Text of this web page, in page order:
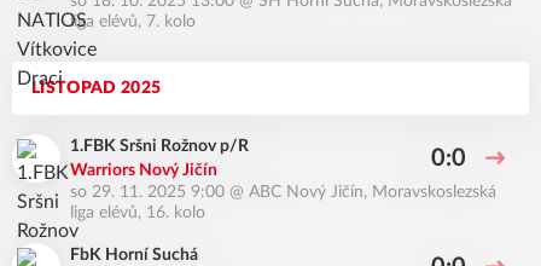
liga elévů, 7. kolo
LISTOPAD 2025
1.FBK Sršni Rožnov p/R
Warriors Nový Jičín
0:0
so 29. 11. 2025 9:00 @ ABC Nový Jičín, Moravskoslezská
liga elévů, 16. kolo
FbK Horní Suchá